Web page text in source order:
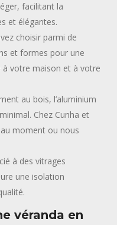
facilitant la
et élégantes.
choisir parmi de
et formes pour une
à votre maison et à votre
au bois, l’aluminium
Chez Cunha et
moment ou nous
à des vitrages
une isolation
véranda en